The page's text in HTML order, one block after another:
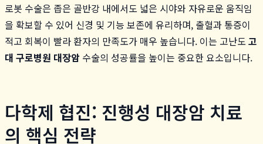
로봇 수술은 좁은 골반강 내에서도 넓은 시야와 자유로운 움직임
을 확보할 수 있어 신경 및 기능 보존에 유리하며, 출혈과 통증이
적고 회복이 빨라 환자의 만족도가 매우 높습니다. 이는 고난도 고
대 구로병원 대장암 수술의 성공률을 높이는 중요한 요소입니다.
다학제 협진: 진행성 대장암 치료
의 핵심 전략